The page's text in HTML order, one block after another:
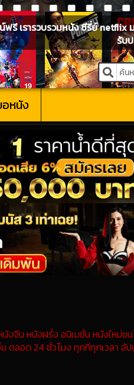
รี เรารวบรวมหนัง ซีรี่ย์ netflix
รับ
หนัง
งจีน หนังฝรั่ง อนิเมชั่น หนังใหม่ชน
ตลอด 24 ชั่วโมง ทุกทีทุกเวลา อัป